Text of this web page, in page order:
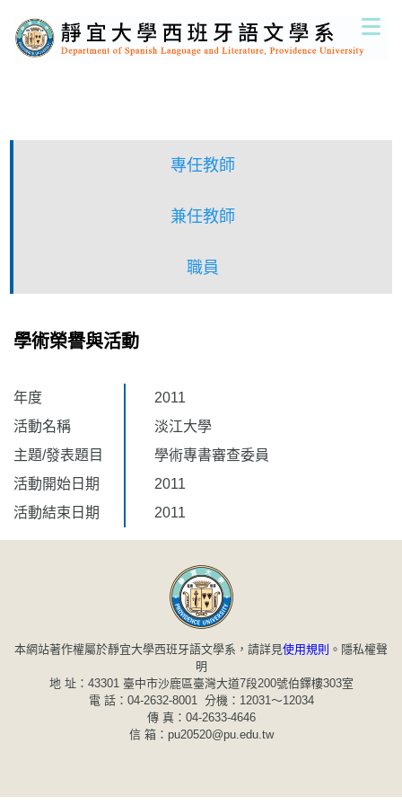
到
主
專任教師
兼任教師
職員
學術榮譽與活動
年度
2011
活動名稱
淡江大學
主題/發表題目
學術專書審查委員
活動開始日期
2011
活動結束日期
2011
本網站著作權屬於靜宜大學西班牙語文學系，請詳見使用規則 。 隱私權聲
明
地 址：43301 臺中市沙鹿區臺灣大道7段200號伯鐸樓303室
電 話：04-2632-8001 分機：12031～12034
傳 真：04-2633-4646
信 箱：pu20520@pu.edu.tw